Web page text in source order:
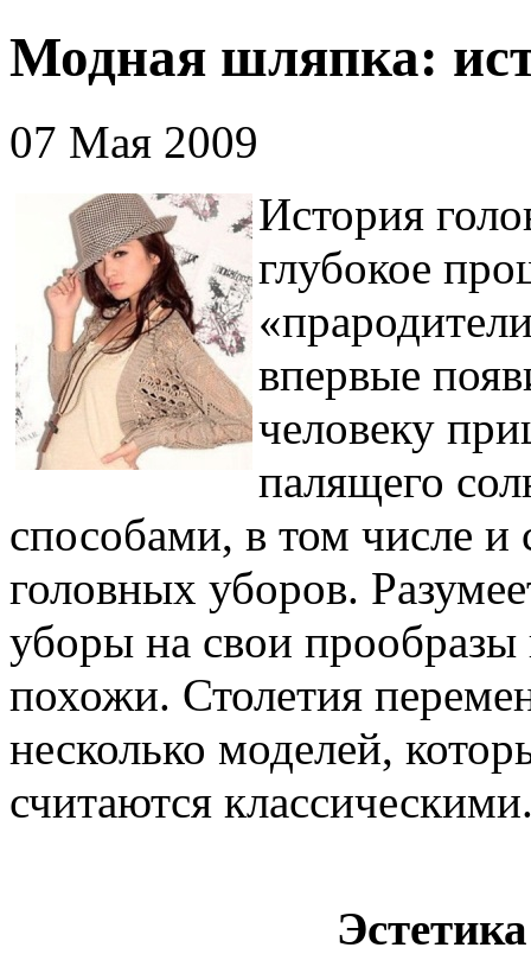
Модная шляпка:
07 Мая 2009
История
глубокое
впервые
человеку
палящего
способами, в том числе
головных уборов.
уборы на свои
похожи. Столетия
несколько моделей,
считаются